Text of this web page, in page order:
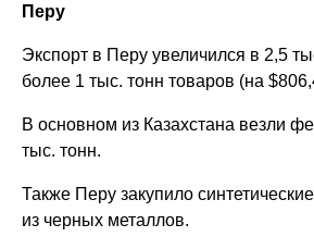
Перу
Экспорт в Перу увеличился в 2,5
более 1 тыс. тонн товаров (на
В основном из Казахстана везли
тыс. тонн.
Также Перу закупило
из черных металлов.